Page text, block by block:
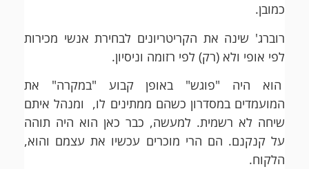
כמובן.
רוברג' שינה את הקריטריונים לבחירת אנשי מכירות
לפי אופי ולא (רק) לפי רזומה וניסיון.
הוא היה "פוגש" באופן קבוע "במקרה" את
המועמדים במסדרון כשהם ממתינים לו, ומנהל איתם
שיחה לא רשמית. למעשה, כבר כאן הוא היה תוהה
על קנקנם. הם הרי מוכרים עכשיו את עצמם והוא,
הלקוח.